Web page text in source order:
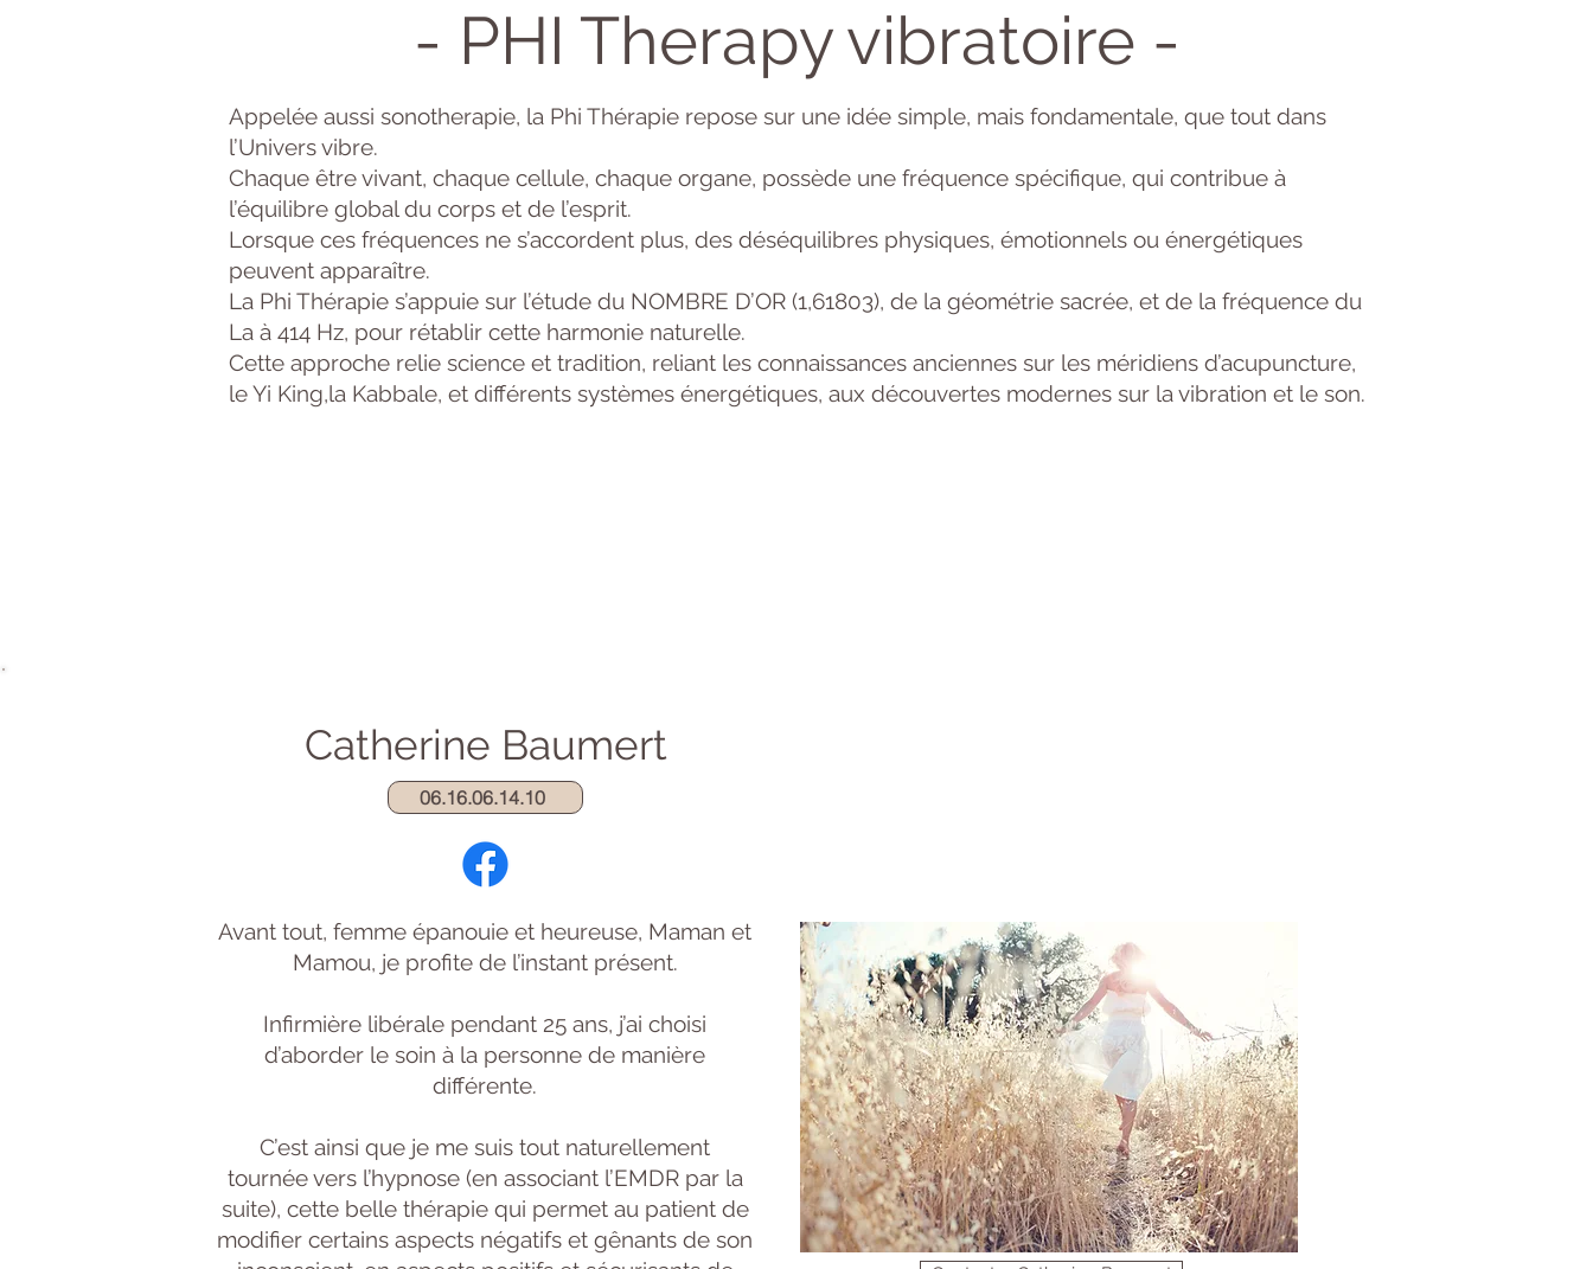
- PHI Therapy vibratoire -
Appelée aussi sonotherapie, la Phi Thérapie repose sur une idée simple, mais fondamentale, que tout dans
l’Univers vibre.
Chaque être vivant, chaque cellule, chaque organe, possède une fréquence spécifique, qui contribue à
l’équilibre global du corps et de l’esprit.
Lorsque ces fréquences ne s’accordent plus, des déséquilibres physiques, émotionnels ou énergétiques
peuvent apparaître.
La Phi Thérapie s’appuie sur l’étude du NOMBRE D’OR (1,61803), de la géométrie sacrée, et de la fréquence du
La à 414 Hz, pour rétablir cette harmonie naturelle.
Cette approche relie science et tradition, reliant les connaissances anciennes sur les méridiens d’acupuncture,
le Yi King,la Kabbale, et différents systèmes énergétiques, aux découvertes modernes sur la vibration et le son.
Catherine Baumert
06.16.06.14.10
Avant tout, femme épanouie et heureuse, Maman et
Mamou, je profite de l’instant présent.
Infirmière libérale pendant 25 ans, j’ai choisi
d’aborder le soin à la personne de manière
différente.
C’est ainsi que je me suis tout naturellement
tournée vers l’hypnose (en associant l’EMDR par la
suite), cette belle thérapie qui permet au patient de
modifier certains aspects négatifs et gênants de son